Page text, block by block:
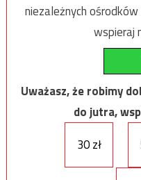
niezależnych
wspieraj
Uważasz, że robimy
do jutra,
30 zł